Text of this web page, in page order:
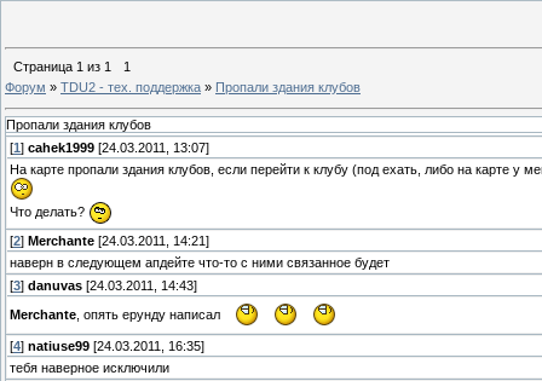
Страница 1 из 1
1
Форум » TDU2 - тех. поддержка » Пропали здания клубов
Пропали здания клубов
[1 ] cahek1999 [24.03.2011, 13:07]
На карте пропали здания клубов, если перейти к клубу (под ехать, либо на карте у
Что делать?
[2] Merchante [24.03.2011, 14:21]
наверн в следующем апдейте что-то с ними связанное будет
[3] danuvas [24.03.2011, 14:43]
Merchante , опять ерунду написал
[4] natiuse99 [24.03.2011, 16:35]
тебя наверное исключили